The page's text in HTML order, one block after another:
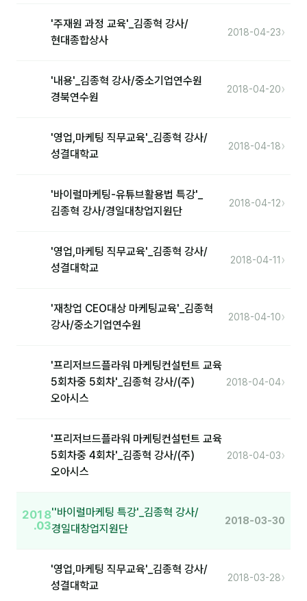
담당자·교육생 피드백
온라인강의 수강 후기
전체 도구
미팅·보고
제안·영업
재무·계약
용어사전
'주재원 과정 교육'_김종혁 강사/
현대종합상사
2018-04-23›
'내용'_김종혁 강사/중소기업연수원
경북연수원
2018-04-20›
'영업,마케팅 직무교육'_김종혁 강사/
성결대학교
2018-04-18›
'바이럴마케팅-유튜브활용법 특강'_
김종혁 강사/경일대창업지원단
2018-04-12›
'영업,마케팅 직무교육'_김종혁 강사/
성결대학교
2018-04-11 ›
'재창업 CEO대상 마케팅교육'_김종혁
강사/중소기업연수원
2018-04-10›
'프리저브드플라워 마케팅컨설턴트 교육
5회차중 5회차'_김종혁 강사/(주)
오아시스
2018-04-04›
'프리저브드플라워 마케팅컨설턴트 교육
5회차중 4회차'_김종혁 강사/(주)
오아시스
2018-04-03›
2018
.03
''바이럴마케팅 특강'_김종혁 강사/
경일대창업지원단
2018-03-30
'영업,마케팅 직무교육'_김종혁 강사/
성결대학교
2018-03-28›